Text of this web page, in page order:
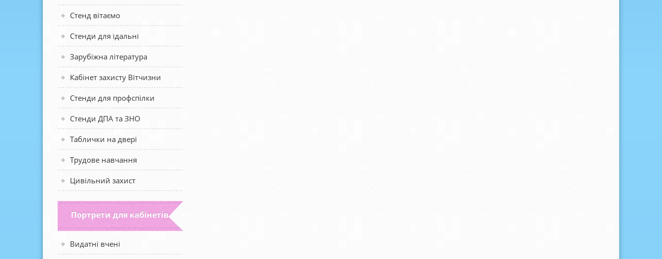
Стенд вітаємо
Стенди для їдальні
Зарубіжна література
Кабінет захисту Вітчизни
Стенди для профспілки
Стенди ДПА та ЗНО
Таблички на двері
Трудове навчання
Цивільний захист
Портрети для кабінетів
Видатні вчені